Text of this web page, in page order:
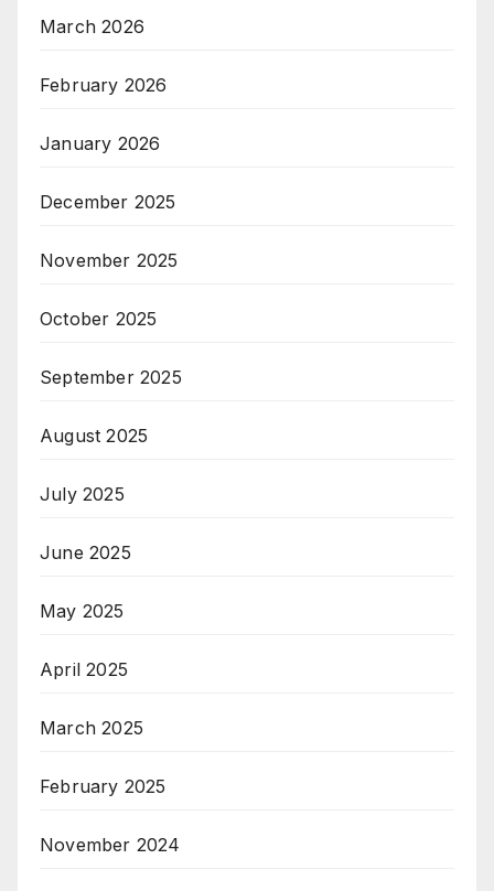
March 2026
February 2026
January 2026
December 2025
November 2025
October 2025
September 2025
August 2025
July 2025
June 2025
May 2025
April 2025
March 2025
February 2025
November 2024